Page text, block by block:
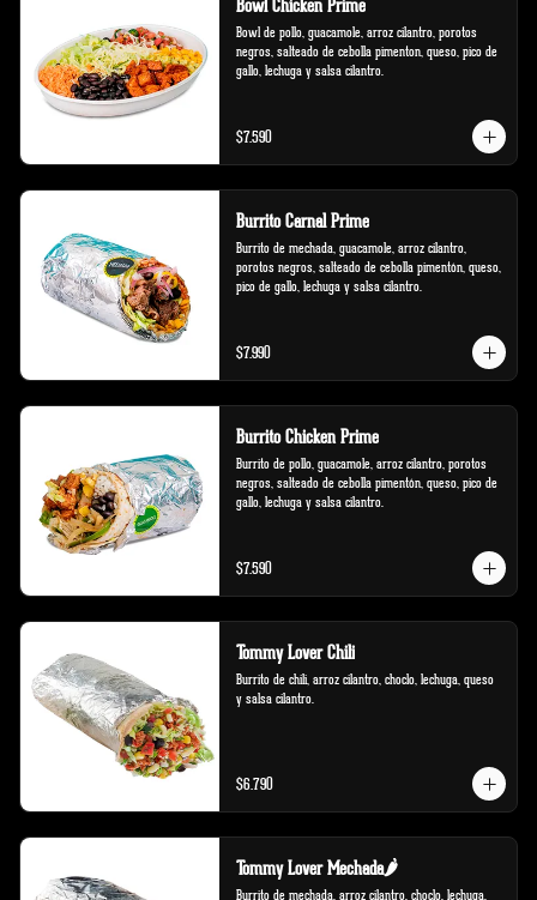
Bowl Chicken Prime
Bowl de pollo, guacamole, arroz cilantro, porotos
negros, salteado de cebolla pimenton, queso, pico de
gallo, lechuga y salsa cilantro.
$7.590
Burrito Carnal Prime
Burrito de mechada, guacamole, arroz cilantro,
porotos negros, salteado de cebolla pimentón, queso,
pico de gallo, lechuga y salsa cilantro.
$7.990
Burrito Chicken Prime
Burrito de pollo, guacamole, arroz cilantro, porotos
negros, salteado de cebolla pimentón, queso, pico de
gallo, lechuga y salsa cilantro.
$7.590
Tommy Lover Chili
Burrito de chili, arroz cilantro, choclo, lechuga, queso
y salsa cilantro.
$6.790
Tommy Lover Mechada🌶️
Burrito de mechada, arroz cilantro, choclo, lechuga,